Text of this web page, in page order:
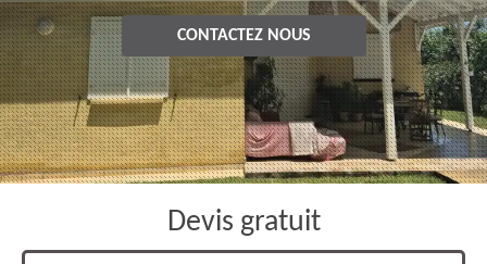
CONTACTEZ NOUS
Devis gratuit